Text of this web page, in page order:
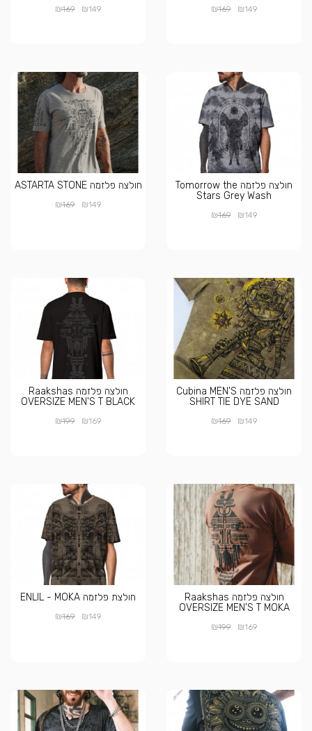
₪149
₪169
₪149
₪169
חולצה פלזמה Tomorrow the
Stars Grey Wash
₪149
₪169
חולצה פלזמה ASTARTA STONE
₪149
₪169
חולצה פלזמה Cubina MEN'S
SHIRT TIE DYE SAND
₪149
₪169
חולצה פלזמה Raakshas
OVERSIZE MEN'S T BLACK
₪169
₪199
חולצה פלזמה Raakshas
OVERSIZE MEN'S T MOKA
₪169
₪199
חולצת פלזמה ENLIL - MOKA
₪149
₪169